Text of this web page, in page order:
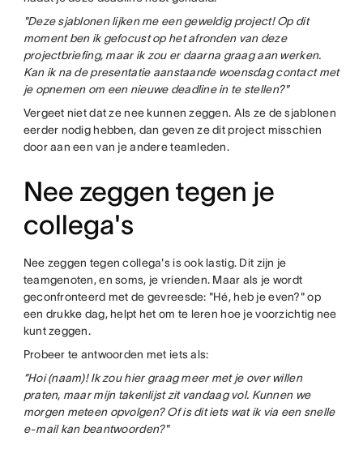
"Deze sjablonen lijken me een geweldig project! Op dit
moment ben ik gefocust op het afronden van deze
projectbriefing, maar ik zou er daarna graag aan werken.
Kan ik na de presentatie aanstaande woensdag contact met
je opnemen om een nieuwe deadline in te stellen?"
Vergeet niet dat ze nee kunnen zeggen. Als ze de sjablonen
eerder nodig hebben, dan geven ze dit project misschien
door aan een van je andere teamleden.
Nee zeggen tegen je
collega's
Nee zeggen tegen collega's is ook lastig. Dit zijn je
teamgenoten, en soms, je vrienden. Maar als je wordt
geconfronteerd met de gevreesde: "Hé, heb je even?" op
een drukke dag, helpt het om te leren hoe je voorzichtig nee
kunt zeggen.
Probeer te antwoorden met iets als:
“Hoi (naam)! Ik zou hier graag meer met je over willen
praten, maar mijn takenlijst zit vandaag vol. Kunnen we
morgen meteen opvolgen? Of is dit iets wat ik via een snelle
e-mail kan beantwoorden?"